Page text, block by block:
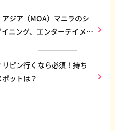
ジア（MOA）マニラのシ
ニング、エンターテイメン
リピン行くなら必須！持ち
ットは？